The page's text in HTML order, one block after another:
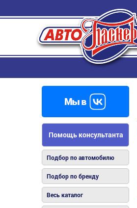
Помощь консультанта
Подбор по автомобилю
Подбор по бренду
Весь каталог